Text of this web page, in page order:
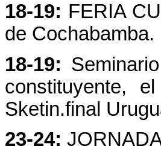
18-19: FERIA
de Cochabamba.
18-19:
constituyente,
Sketin.final
23-24: